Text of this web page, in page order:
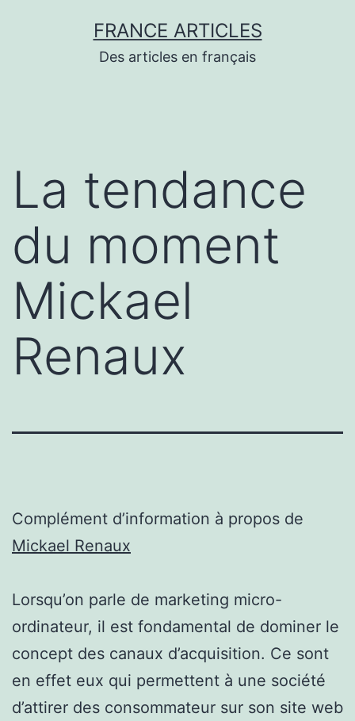
FRANCE ARTICLES
Des articles en français
La tendance
du moment
Mickael
Renaux
Complément d’information à propos de
Mickael Renaux
Lorsqu’on parle de marketing micro-
ordinateur, il est fondamental de dominer le
concept des canaux d’acquisition. Ce sont
en effet eux qui permettent à une société
d’attirer des consommateur sur son site web